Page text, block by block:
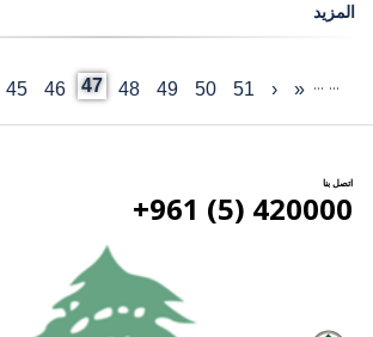
المزيد
…
45
الصفحة
46
Current
47
الصفحة
48
الصفحة
49
الصفحة
50
الصفحة
51 …
الصفحة
‹
Last
«
اتصل بنا
420000 (5) 961+